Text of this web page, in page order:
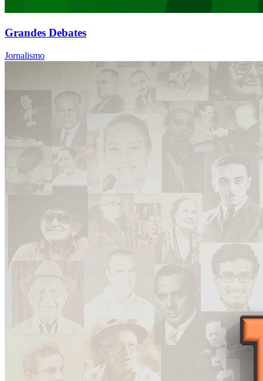
Grandes Debates
Jornalismo